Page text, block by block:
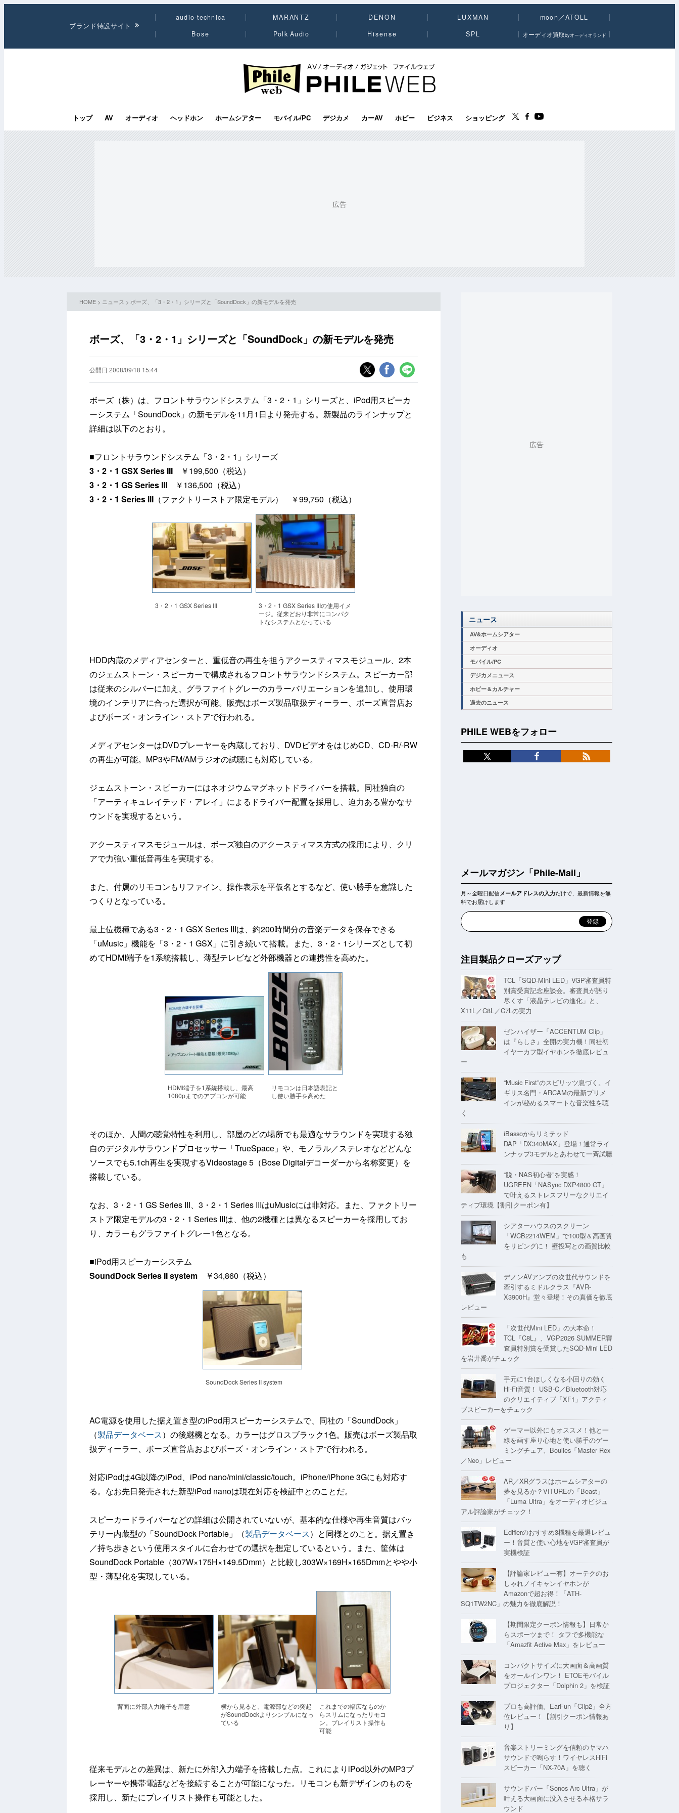
ブランド特設サイト
audio-technica MARANTZ DENON LUXMAN
moon／ATOLL
Bose
Polk Audio Hisense SPL オーディオ買取byオーディオランド
PHILE WEB｜AV/オーディオ/ガジェット
トップ AV オーディオ ヘッドホン ホームシアター モバイル/PC デジカメ カーAV ホビー ビジネス ショッピング
HOME > ニュース > ボーズ、「3・2・1」シリーズと「SoundDock」の新モデルを発売
ボーズ、「3・2・1」シリーズと「SoundDock」の新モデルを発売
公開日 2008/09/18 15:44
ボーズ（株）は、フロントサラウンドシステム「3・2・1」シリーズと、iPod用スピーカ
ーシステム「SoundDock」の新モデルを11月1日より発売する。新製品のラインナップと
詳細は以下のとおり。
■フロントサラウンドシステム「3・2・1」シリーズ
3・2・1 GSX Series III ￥199,500（税込）
3・2・1 GS Series III ￥136,500（税込）
3・2・1 Series III （ファクトリーストア限定モデル） ￥99,750（税込）
3・2・1 GSX Series III
3・2・1 GSX Series IIIの使用イメ
ージ。従来どおり非常にコンパク
トなシステムとなっている
HDD内蔵のメディアセンターと、重低音の再生を担うアクースティマスモジュール、2本
のジェムストーン・スピーカーで構成されるフロントサラウンドシステム。スピーカー部
は従来のシルバーに加え、グラファイトグレーのカラーバリエーションを追加し、使用環
境のインテリアに合った選択が可能。販売はボーズ製品取扱ディーラー、ボーズ直営店お
よびボーズ・オンライン・ストアで行われる。
メディアセンターはDVDプレーヤーを内蔵しており、DVDビデオをはじめCD、CD-R/-RW
の再生が可能。MP3やFM/AMラジオの試聴にも対応している。
ジェムストーン・スピーカーにはネオジウムマグネットドライバーを搭載。同社独自の
「アーティキュレイテッド・アレイ」によるドライバー配置を採用し、迫力ある豊かなサ
ウンドを実現するという。
アクースティマスモジュールは、ボーズ独自のアクースティマス方式の採用により、クリ
アで力強い重低音再生を実現する。
また、付属のリモコンもリファイン。操作表示を平仮名とするなど、使い勝手を意識した
つくりとなっている。
最上位機種である3・2・1 GSX Series IIIは、約200時間分の音楽データを保存できる
「uMusic」機能を「3・2・1 GSX」に引き続いて搭載。また、3・2・1シリーズとして初
めてHDMI端子を1系統搭載し、薄型テレビなど外部機器との連携性を高めた。
HDMI端子を1系統搭載し、最高
1080pまでのアプコンが可能
リモコンは日本語表記と
し使い勝手を高めた
そのほか、人間の聴覚特性を利用し、部屋のどの場所でも最適なサラウンドを実現する独
自のデジタルサラウンドプロセッサー「TrueSpace」や、モノラル／ステレオなどどんな
ソースでも5.1ch再生を実現するVideostage 5（Bose Digitalデコーダーから名称変更）を
搭載している。
なお、3・2・1 GS Series III、3・2・1 Series IIIはuMusicには非対応。また、ファクトリー
ストア限定モデルの3・2・1 Series IIIは、他の2機種とは異なるスピーカーを採用してお
り、カラーもグラファイトグレー1色となる。
■iPod用スピーカーシステム
SoundDock Series II system ￥34,860（税込）
SoundDock Series II system
AC電源を使用した据え置き型のiPod用スピーカーシステムで、同社の「SoundDock」
（製品データベース）の後継機となる。カラーはグロスブラック1色。販売はボーズ製品取
扱ディーラー、ボーズ直営店およびボーズ・オンライン・ストアで行われる。
対応iPodは4G以降のiPod、iPod nano/mini/classic/touch。iPhone/iPhone 3Gにも対応す
る。なお先日発売された新型iPod nanoは現在対応を検証中とのことだ。
スピーカードライバーなどの詳細は公開されていないが、基本的な仕様や再生音質はバッ
テリー内蔵型の「SoundDock Portable」（製品データベース）と同様とのこと。据え置き
／持ち歩きという使用スタイルに合わせての選択を想定しているという。また、筐体は
SoundDock Portable（307W×175H×149.5Dmm）と比較し303W×169H×165Dmmとやや小
型・薄型化を実現している。
背面に外部入力端子を用意
横から見ると、電源部などの突起
がSoundDockよりシンプルになっ
ている
これまでの幅広なものか
らスリムになったリモコ
ン。プレイリスト操作も
可能
従来モデルとの差異は、新たに外部入力端子を搭載した点。これによりiPod以外のMP3プ
レーヤーや携帯電話などを接続することが可能になった。リモコンも新デザインのものを
採用し、新たにプレイリスト操作も可能とした。
ニュース
AV&ホームシアター
オーディオ
モバイル/PC
デジカメニュース
ホビー＆カルチャー
過去のニュース
PHILE WEBをフォロー
メールマガジン「Phile-Mail」
月～金曜日配信メールアドレスの入力だけで、最新情報を無
料でお届けします
注目製品クローズアップ
TCL「SQD-Mini LED」VGP審査員特
別賞受賞記念座談会。審査員が語り
尽くす「液晶テレビの進化」と、
X11L／C8L／C7Lの実力
ゼンハイザー「ACCENTUM Clip」
は『らしさ』全開の実力機！同社初
イヤーカフ型イヤホンを徹底レビュ
ー
“Music First”のスピリッツ息づく。イ
ギリス名門・ARCAMの最新プリメ
インが秘めるスマートな音楽性を聴
く
iBassoからリミテッド
DAP「DX340MAX」登場！通常ライ
ンナップ3モデルとあわせて一斉試聴
“脱・NAS初心者”を実感！
UGREEN「NASync DXP4800 GT」
で叶えるストレスフリーなクリエイ
ティブ環境【割引クーポン有】
シアターハウスのスクリーン
「WCB2214WEM」で100型＆高画質
をリビングに！ 壁投写との画質比較
も
デノンAVアンプの次世代サウンドを
牽引するミドルクラス『AVR-
X3900H』堂々登場！その真価を徹底
レビュー
「次世代Mini LED」の大本命！
TCL『C8L』、VGP2026 SUMMER審
査員特別賞を受賞したSQD-Mini LED
を岩井喬がチェック
手元に1台ほしくなる小回りの効く
Hi-Fi音質！ USB-C／Bluetooth対応
のクリエイティブ「XF1」アクティ
ブスピーカーをチェック
ゲーマー以外にもオススメ！他と一
線を画す座り心地と使い勝手のゲー
ミングチェア、Boulies「Master Rex
／Neo」レビュー
AR／XRグラスはホームシアターの
夢を見るか？VITUREの「Beast」
「Luma Ultra」をオーディオビジュ
アル評論家がチェック！
Edifierのおすすめ3機種を厳選レビュ
ー！音質と使い心地をVGP審査員が
実機検証
【評論家レビュー有】オーテクのお
しゃれノイキャンイヤホンが
Amazonで超お得！「ATH-
SQ1TW2NC」の魅力を徹底解説！
【期間限定クーポン情報も】日常か
らスポーツまで！ タフで多機能な
「Amazfit Active Max」をレビュー
コンパクトサイズに大画面＆高画質
をオールインワン！ ETOEモバイル
プロジェクター「Dolphin 2」を検証
プロも高評価。EarFun「Clip2」全方
位レビュー！【割引クーポン情報あ
り】
音楽ストリーミングを信頼のヤマハ
サウンドで鳴らす！ワイヤレスHiFi
スピーカー「NX-70A」を聴く
サウンドバー「Sonos Arc Ultra」が
叶える大画面に没入させる本格サラ
ウンド